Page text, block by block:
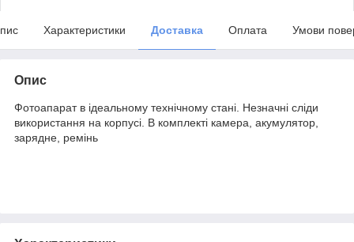
Характеристики Доставка Оплата Умови
Опис
Фотоапарат в ідеальному технічному стані. Незначні сліди
використання на корпусі. В комплекті камера, акумулятор,
зарядне, ремінь